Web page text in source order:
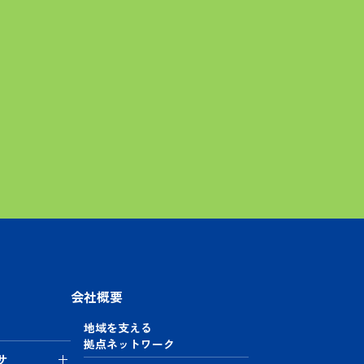
会社概要
地域を支える
拠点ネットワーク